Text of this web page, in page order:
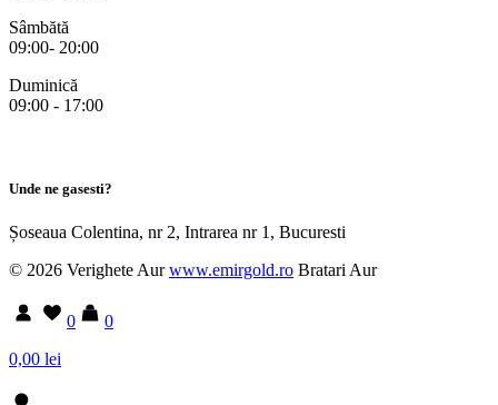
Sâmbătă
09:00- 20:00
Duminică
09:00 - 17:00
Unde ne gasesti?
Șoseaua Colentina, nr 2, Intrarea nr 1, Bucuresti
© 2026 Verighete Aurwww.emirgold.ro Bratari Aur
0
0
0,00 lei